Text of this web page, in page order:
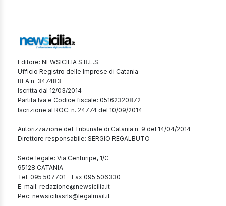
Editore: NEWSICILIA S.R.L.S.
Ufficio Registro delle Imprese di Catania
REA n. 347483
Iscritta dal 12/03/2014
Partita Iva e Codice fiscale: 05162320872
Iscrizione al ROC: n. 24774 del 10/09/2014
Autorizzazione del Tribunale di Catania n. 9 del 14/04/2014
Direttore responsabile: SERGIO REGALBUTO
Sede legale: Via Centuripe, 1/C
95128 CATANIA
Tel. 095 507701 - Fax 095 506330
E-mail: redazione@newsicilia.it
Pec: newsiciliasrls@legalmail.it